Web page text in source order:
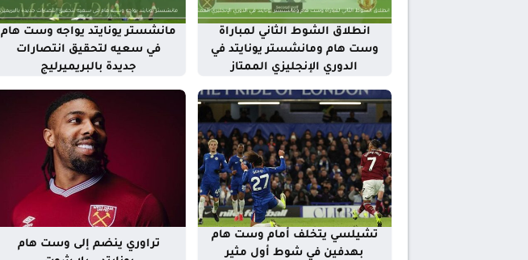
انطلاق الشوط الثاني لمباراة
وست هام ومانشستر يونايتد في
الدوري الإنجليزي الممتاز
مانشستر يونايتد يواجه وست هام
في سعيه لتحقيق انتصارات
جديدة بالبريميرليج
تشيلسي يتخلف أمام وست هام
بهدفين في شوط أول مثير
تراوري ينضم إلى وست هام